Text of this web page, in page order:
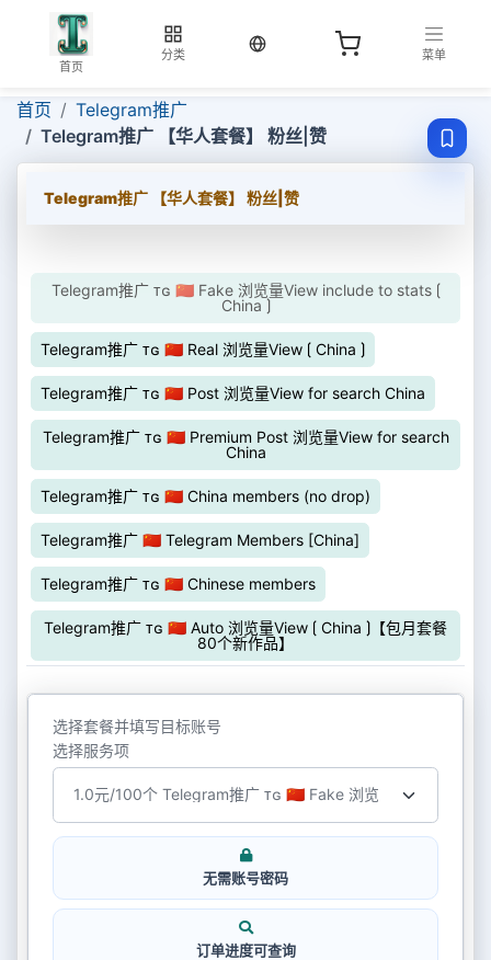
首页
分类
当前语言：中文
菜单
首页
Telegram推广
Telegram推广 【华人套餐】 粉丝|赞
Telegram推广 【华人套餐】 粉丝|赞
Telegram推广 ᴛɢ 🇨🇳 Fake 浏览量View include to stats ⟮
China ⟯
Telegram推广 ᴛɢ 🇨🇳 Real 浏览量View ⟮ China ⟯
Telegram推广 ᴛɢ 🇨🇳 Post 浏览量View for search China
Telegram推广 ᴛɢ 🇨🇳 Premium Post 浏览量View for search
China
Telegram推广 ᴛɢ 🇨🇳 China members (no drop)
Telegram推广 🇨🇳 Telegram Members [China]
Telegram推广 ᴛɢ 🇨🇳 Chinese members
Telegram推广 ᴛɢ 🇨🇳 Auto 浏览量View ⟮ China ⟯【包月套餐
80个新作品】
选择套餐并填写目标账号
选择服务项
无需账号密码
订单进度可查询